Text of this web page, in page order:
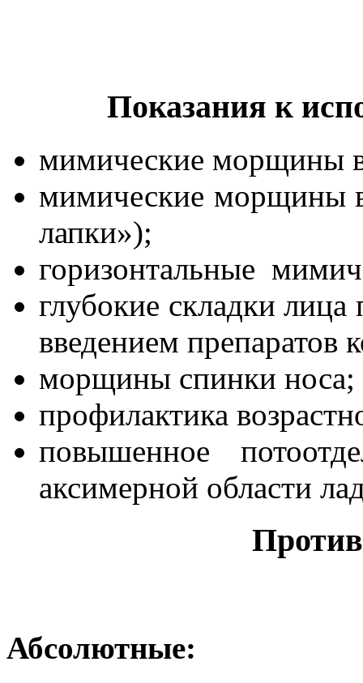
Показания к
мимические морщины
мимические морщины в
лапки»);
горизонтальные
глубокие складки
введением препаратов
морщины спинки носа;
профилактика
повышенное
аксимерной области
Абсолютные: